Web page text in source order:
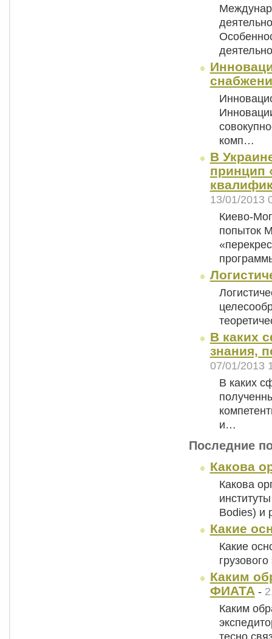
комп…
В
принцип
13/01/2013
Киево-
попыток
В каких
знания,
07/01/2013
В каких
и…
Последние
Какова
Какова
Bodies) и
Какие
Какие
Каким
ФИАТА -
Каким
тесно